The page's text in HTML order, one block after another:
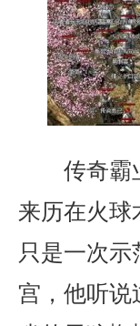
传奇霸
来历在火球
只是一次
宫，他听说